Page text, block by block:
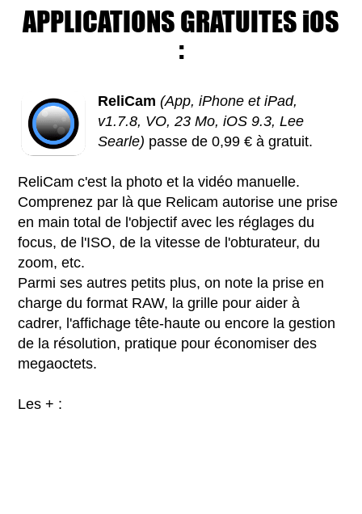
APPLICATIONS GRATUITES iOS
:
ReliCam (App, iPhone et iPad,
v1.7.8, VO, 23 Mo, iOS 9.3, Lee
Searle) passe de 0,99 € à gratuit.
ReliCam c'est la photo et la vidéo manuelle.
Comprenez par là que Relicam autorise une prise
en main total de l'objectif avec les réglages du
focus, de l'ISO, de la vitesse de l'obturateur, du
zoom, etc.
Parmi ses autres petits plus, on note la prise en
charge du format RAW, la grille pour aider à
cadrer, l'affichage tête-haute ou encore la gestion
de la résolution, pratique pour économiser des
megaoctets.
Les + :